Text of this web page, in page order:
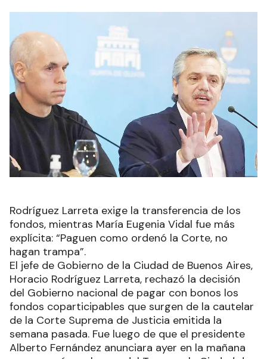
Rodríguez Larreta exige la transferencia de los
fondos, mientras María Eugenia Vidal fue más
explícita: “Paguen como ordenó la Corte, no
hagan trampa”.
El jefe de Gobierno de la Ciudad de Buenos Aires,
Horacio Rodríguez Larreta, rechazó la decisión
del Gobierno nacional de pagar con bonos los
fondos coparticipables que surgen de la cautelar
de la Corte Suprema de Justicia emitida la
semana pasada. Fue luego de que el presidente
Alberto Fernández anunciara ayer en la mañana